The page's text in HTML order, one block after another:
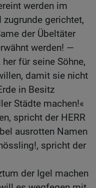
werden im
zugrunde gerichtet,
der Übeltäter
werden! —
für seine Söhne,
damit sie nicht
in Besitz
Städte machen!«
spricht der HERR
ausrotten Namen
spricht der
der Igel machen